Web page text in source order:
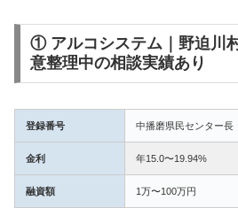
① アルコシステム｜野迫川
意整理中の相談実績あり
登録番号 中播磨県民センター長
金利 年15.0〜19.94%
融資額 1万〜100万円